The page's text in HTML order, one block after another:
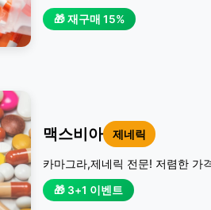
🎁 재구매 15%
맥스비아 제네릭
카마그라,제네릭 전문! 저렴한 가
🎁 3+1 이벤트